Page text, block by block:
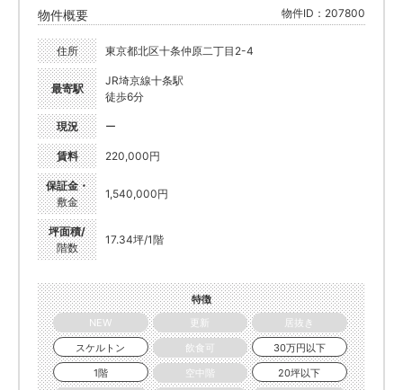
物件概要 物件ID：207800
住所 東京都北区十条仲原二丁目2-4
最寄駅
JR埼京線十条駅
徒歩6分
現況 ー
賃料 220,000円
保証金・
敷金
1,540,000円
坪面積/
階数
17.34坪/1階
特徴
NEW
更新
居抜き
スケルトン
飲食可
30万円以下
1階
空中階
20坪以下